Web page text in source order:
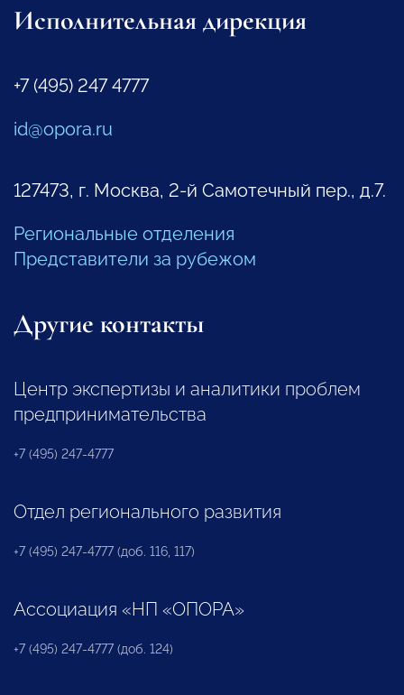
Исполнительная дирекция
+7 (495) 247 4777
id@opora.ru
127473, г. Москва, 2-й Самотечный пер., д.7.
Региональные отделения
Представители за рубежом
Другие контакты
Центр экспертизы и аналитики проблем
предпринимательства
+7 (495) 247-4777
Отдел регионального развития
+7 (495) 247-4777 (доб. 116, 117)
Ассоциация «НП «ОПОРА»
+7 (495) 247-4777 (доб. 124)